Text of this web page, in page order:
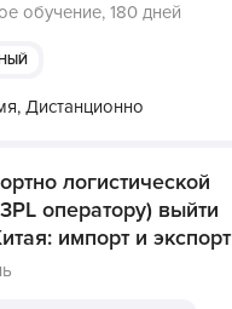
обучение, 180 дней
Дистанционно
логистической
оператору) выйти
импорт и экспорт